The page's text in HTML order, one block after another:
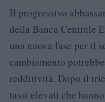
Il progressivo
della Banca Centrale
una nuova fase per il
cambiamento
redditività. Dopo il
tassi elevati che